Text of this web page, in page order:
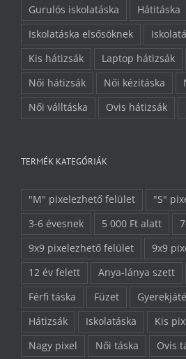
Gurulós iskolatáska
Hátitáska
Iskolatáska elsősöknek
Kis hátizsák
Laptop hátizsák
Női hátizsák
Női kézitáska
Női válltáska
Ovis hátizsák
TERMÉK KATEGÓRIÁK
"M" pixelezhető felület
"S"
3-6 évesnek
5 000 Ft alatt
9x9 pixelezhető felület
9x9
12 év felett
Anya-lánya szett
Férfi táska
Füzet
Hátizsák
Iskolatáska Kis
Nagy pixel
Női táska Ovis